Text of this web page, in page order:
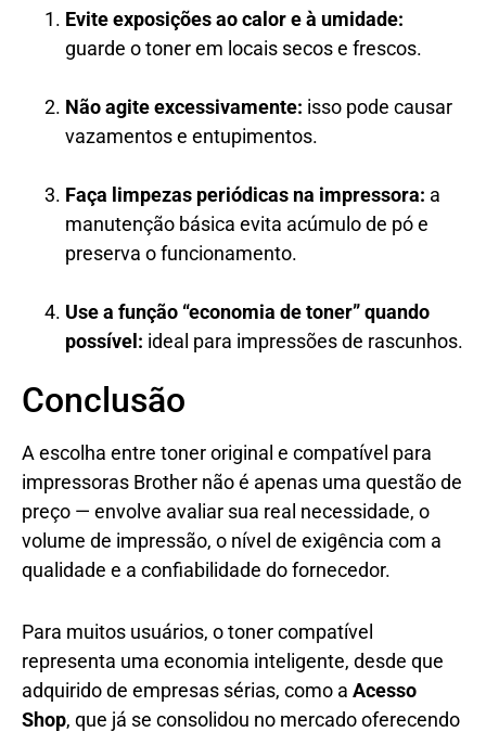
Evite exposições ao calor e à umidade:
guarde o toner em locais secos e frescos.
Não agite excessivamente: isso pode causar
vazamentos e entupimentos.
Faça limpezas periódicas na impressora: a
manutenção básica evita acúmulo de pó e
preserva o funcionamento.
Use a função “economia de toner” quando
possível: ideal para impressões de rascunhos.
Conclusão
A escolha entre toner original e compatível para
impressoras Brother não é apenas uma questão de
preço — envolve avaliar sua real necessidade, o
volume de impressão, o nível de exigência com a
qualidade e a confiabilidade do fornecedor.
Para muitos usuários, o toner compatível
representa uma economia inteligente, desde que
adquirido de empresas sérias, como a Acesso
Shop, que já se consolidou no mercado oferecendo